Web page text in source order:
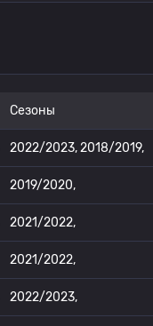
Сезоны
2022/2023, 2018/2019,
2019/2020,
2021/2022,
2021/2022,
2022/2023,